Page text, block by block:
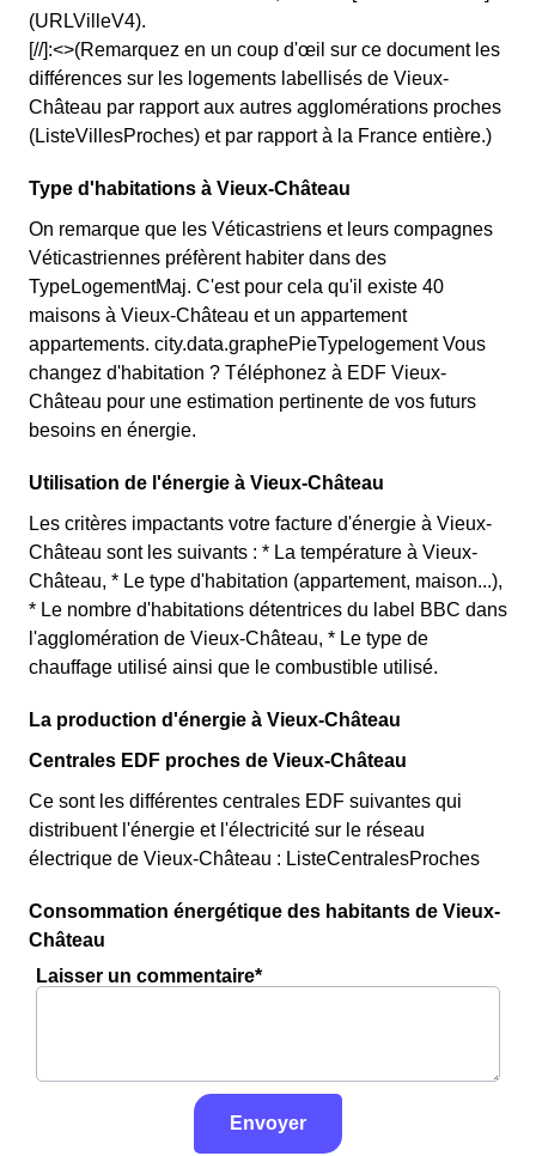
(URLVilleV4).
[//]:<>(Remarquez en un coup d'œil sur ce document les
différences sur les logements labellisés de Vieux-
Château par rapport aux autres agglomérations proches
(ListeVillesProches) et par rapport à la France entière.)
Type d'habitations à Vieux-Château
On remarque que les Véticastriens et leurs compagnes
Véticastriennes préfèrent habiter dans des
TypeLogementMaj. C'est pour cela qu'il existe 40
maisons à Vieux-Château et un appartement
appartements. city.data.graphePieTypelogement Vous
changez d'habitation ? Téléphonez à EDF Vieux-
Château pour une estimation pertinente de vos futurs
besoins en énergie.
Utilisation de l'énergie à Vieux-Château
Les critères impactants votre facture d'énergie à Vieux-
Château sont les suivants : * La température à Vieux-
Château, * Le type d'habitation (appartement, maison...),
* Le nombre d'habitations détentrices du label BBC dans
l'agglomération de Vieux-Château, * Le type de
chauffage utilisé ainsi que le combustible utilisé.
La production d'énergie à Vieux-Château
Centrales EDF proches de Vieux-Château
Ce sont les différentes centrales EDF suivantes qui
distribuent l'énergie et l'électricité sur le réseau
électrique de Vieux-Château : ListeCentralesProches
Consommation énergétique des habitants de Vieux-
Château
Laisser un commentaire*
Envoyer